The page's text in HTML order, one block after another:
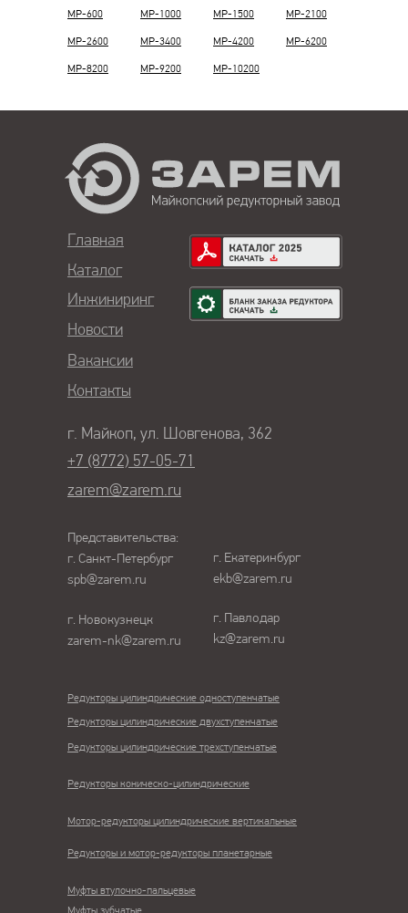
МР-2600 МР-3400 МР-4200 МР-6200
МР-10200
МР-9200
МР-8200
МР-600 МР-1000 МР-1500 МР-2100
+7 (8772) 57-05-71
Каталог
Инжиниринг
Контакты
Главная
Новости
Вакансии
zarem@zarem.ru
Редукторы цилиндрические одноступенчатые
Редукторы цилиндрические двухступенчатые
Редукторы цилиндрические трехступенчатые
Редукторы коническо-цилиндрические
Мотор-редукторы цилиндрические вертикальные
Редукторы и мотор-редукторы планетарные
Муфты втулочно-пальцевые
г. Майкоп, ул. Шовгенова, 362
Представительства:
г. Санкт-Петербург
spb@zarem.ru
г. Екатеринбург
ekb@zarem.ru
г. Новокузнецк
zarem-nk@zarem.ru
г. Павлодар
kz@zarem.ru